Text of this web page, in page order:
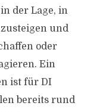
der Lage, in
und
oder
Ein
ist für DI
bereits rund